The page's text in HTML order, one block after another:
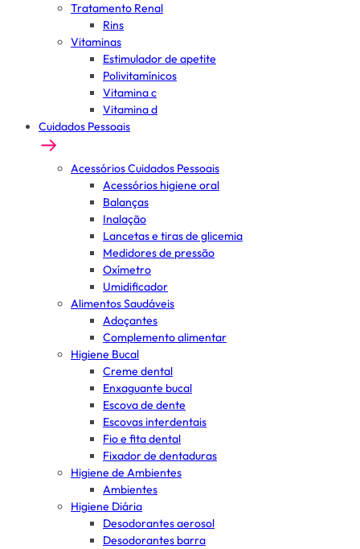
Tratamento Renal
Rins
Vitaminas
Estimulador de apetite
Polivitamínicos
Vitamina c
Vitamina d
Cuidados Pessoais
Acessórios Cuidados Pessoais
Acessórios higiene oral
Balanças
Inalação
Lancetas e tiras de glicemia
Medidores de pressão
Oxímetro
Umidificador
Alimentos Saudáveis
Adoçantes
Complemento alimentar
Higiene Bucal
Creme dental
Enxaguante bucal
Escova de dente
Escovas interdentais
Fio e fita dental
Fixador de dentaduras
Higiene de Ambientes
Ambientes
Higiene Diária
Desodorantes aerosol
Desodorantes barra